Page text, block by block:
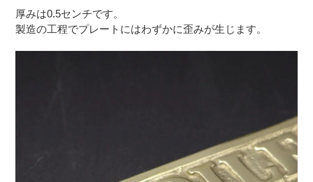
厚みは0.5センチです。
製造の工程でプレートにはわずかに歪みが生じます。